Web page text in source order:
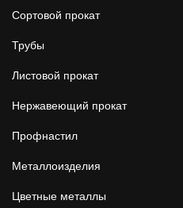
Сортовой прокат
Трубы
Листовой прокат
Нержавеющий прокат
Профнастил
Металлоизделия
Цветные металлы